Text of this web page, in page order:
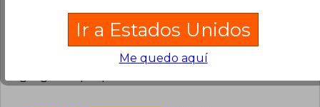
¿Leíste este libro? Inicia sesiónpara poder
Ir a Estados Unidos
Me quedo aquí